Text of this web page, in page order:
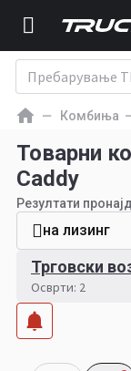
Комбиња
Товарни
Caddy
Резултати
на лизинг
Трговски
Осврти: 2